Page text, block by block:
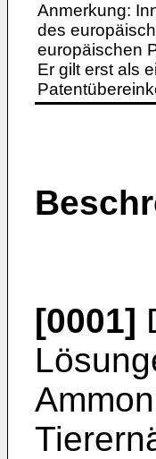
Anmerkung:
des
europäischen
Er gilt erst als
[0001]